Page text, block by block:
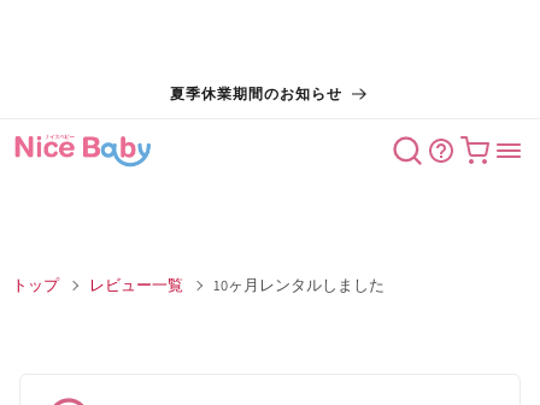
夏季休業期間のお知らせ
カート
トップ レビュー一覧 10ヶ月レンタルしました